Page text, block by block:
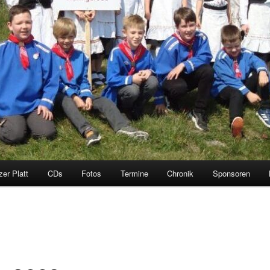
Platt CDs Fotos Termine Chronik Sponsoren